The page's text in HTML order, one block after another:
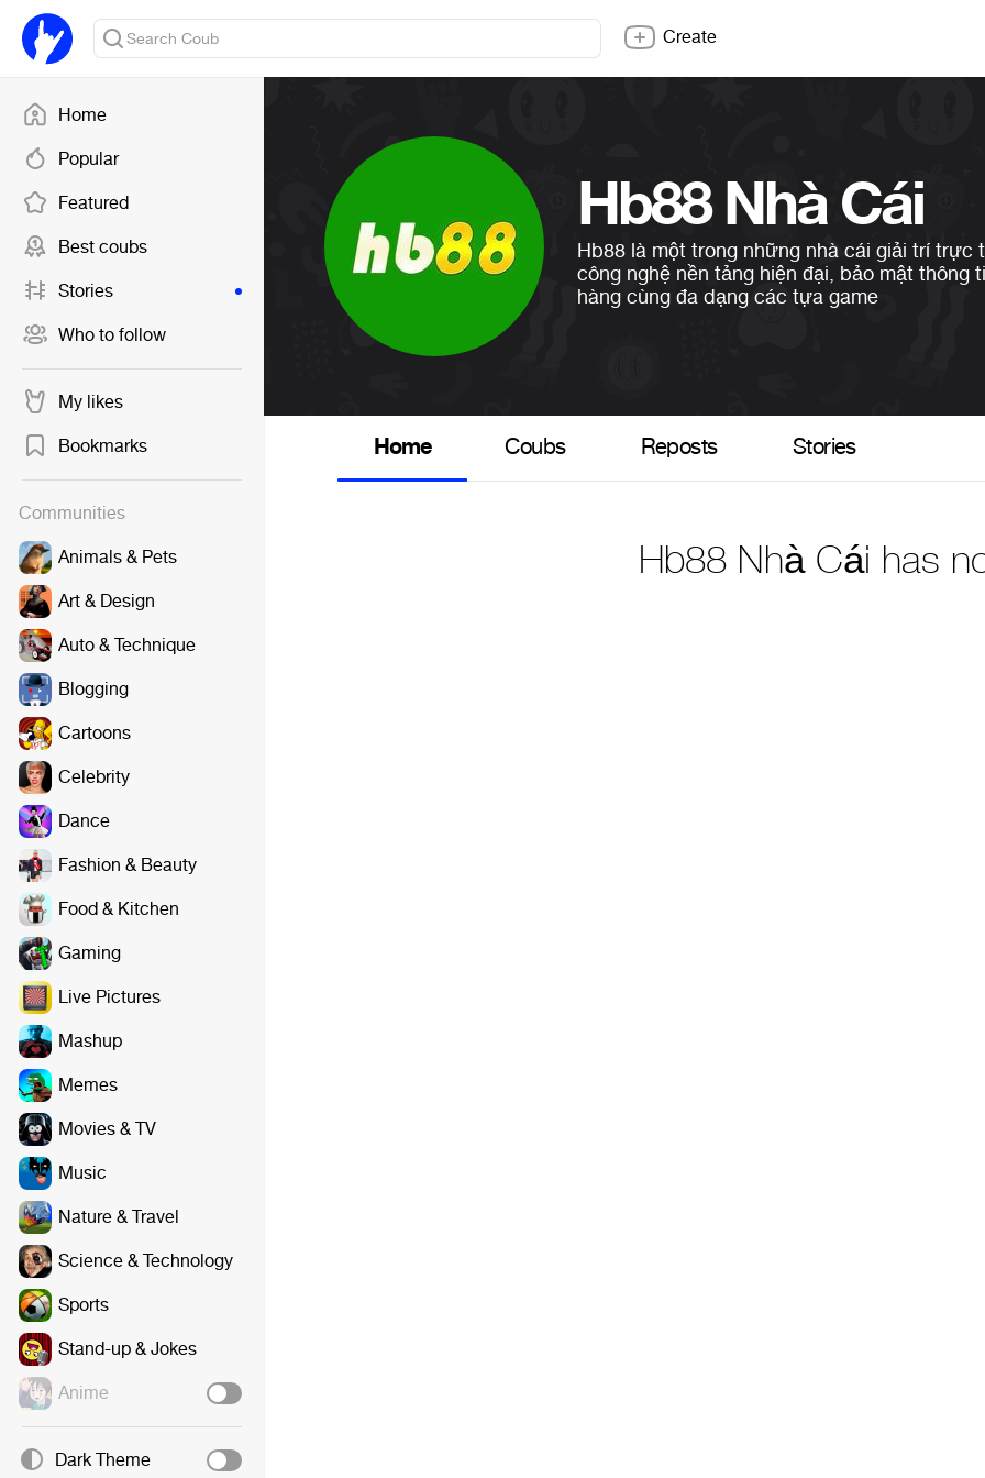
Home
Popular
Featured
Best coubs
Stories
Who to follow
My likes
Bookmarks
Communities
Animals & Pets
Art & Design
Auto & Technique
Blogging
Cartoons
Celebrity
Dance
Fashion & Beauty
Food & Kitchen
Gaming
Live Pictures
Mashup
Memes
Movies & TV
Music
Nature & Travel
Science & Technology
Sports
Stand-up & Jokes
Anime
Dark Theme
Create
Hb88 Nhà Cái
Hb88 là một trong những nhà cái giải trí trực
công nghệ nền tảng hiện đại, bảo mật thông
hàng cùng đa dạng các tựa game
Home Coubs Reposts Stories
Hb88 Nhà Cái has